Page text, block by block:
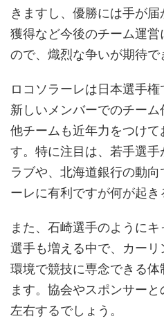
きますし、優勝には手が
獲得など今後のチーム運
ので、熾烈な争いが期待で
ロコソラーレは日本選手権
新しいメンバーでのチーム
他チームも近年力をつけ
す。特に注目は、若手選
ラブや、北海道銀行の動
ーレに有利ですが何が起き
また、石崎選手のように
選手も増える中で、カー
環境で競技に専念できる
ます。協会やスポンサー
左右するでしょう。